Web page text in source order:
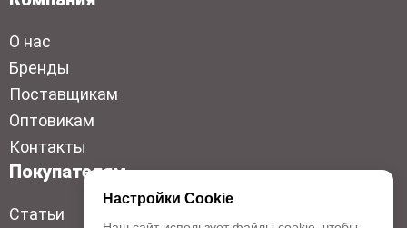
О нас
Бренды
Поставщикам
Оптовикам
Контакты
Покупателям
Статьи
Настройки Cookie